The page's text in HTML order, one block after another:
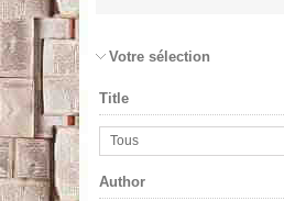
Votre sélection
Title
Tous
Author